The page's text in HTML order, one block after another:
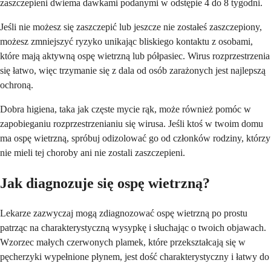
zaszczepieni dwiema dawkami podanymi w odstępie 4 do 8 tygodni.
Jeśli nie możesz się zaszczepić lub jeszcze nie zostałeś zaszczepiony,
możesz zmniejszyć ryzyko unikając bliskiego kontaktu z osobami,
które mają aktywną ospę wietrzną lub półpasiec. Wirus rozprzestrzenia
się łatwo, więc trzymanie się z dala od osób zarażonych jest najlepszą
ochroną.
Dobra higiena, taka jak częste mycie rąk, może również pomóc w
zapobieganiu rozprzestrzenianiu się wirusa. Jeśli ktoś w twoim domu
ma ospę wietrzną, spróbuj odizolować go od członków rodziny, którzy
nie mieli tej choroby ani nie zostali zaszczepieni.
Jak diagnozuje się ospę wietrzną?
Lekarze zazwyczaj mogą zdiagnozować ospę wietrzną po prostu
patrząc na charakterystyczną wysypkę i słuchając o twoich objawach.
Wzorzec małych czerwonych plamek, które przekształcają się w
pęcherzyki wypełnione płynem, jest dość charakterystyczny i łatwy do